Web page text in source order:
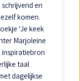
en
komen.
‘Je keek
Marjoleine
inspiratiebron
taal
dagelijkse